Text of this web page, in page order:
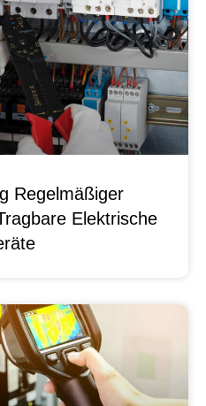
Regelmäßiger
Elektrische